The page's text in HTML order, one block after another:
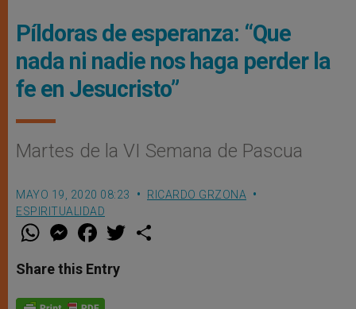
Píldoras de esperanza: “Que
nada ni nadie nos haga perder la
fe en Jesucristo”
Martes de la VI Semana de Pascua
MAYO 19, 2020 08:23
RICARDO GRZONA
ESPIRITUALIDAD
W
t
s
p
M
e
s
e
g
F
a
e
b
o
w
Share this Entry